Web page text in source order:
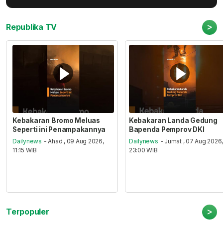
Republika TV >
Kebakaran Bromo Meluas
Seperti ini Penampakannya
Dailynews - Ahad , 09 Aug 2026,
11:15 WIB
Kebakaran Landa Gedung
Bapenda Pemprov DKI
Dailynews - Jumat , 07 Aug 2026,
23:00 WIB
Terpopuler >